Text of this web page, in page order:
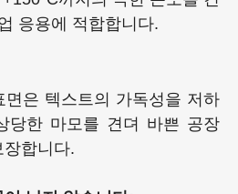
응용에 적합합니다.
면은 텍스트의 가독성을 저하
당한 마모를 견뎌 바쁜 공장
합니다.